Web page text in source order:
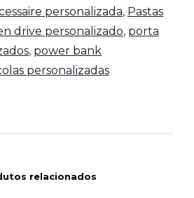
personalizada, Pastas
drive personalizado, porta
, power bank
personalizadas
relacionados